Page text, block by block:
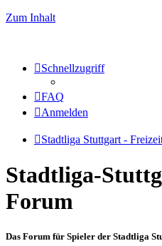
Zum Inhalt
Schnellzugriff
FAQ
Anmelden
Stadtliga Stuttgart -
Stadtliga-
Forum
Das Forum für Spieler der Stadtliga